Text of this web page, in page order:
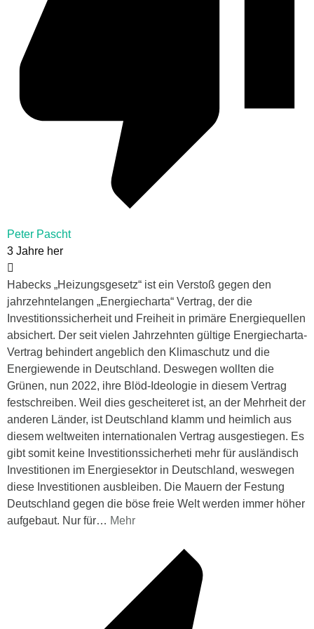
Peter Pascht
3 Jahre her
Habecks „Heizungsgesetz“ ist ein Verstoß gegen den
jahrzehntelangen „Energiecharta“ Vertrag, der die
Investitionssicherheit und Freiheit in primäre Energiequellen
absichert. Der seit vielen Jahrzehnten gültige Energiecharta-
Vertrag behindert angeblich den Klimaschutz und die
Energiewende in Deutschland. Deswegen wollten die
Grünen, nun 2022, ihre Blöd-Ideologie in diesem Vertrag
festschreiben. Weil dies gescheiteret ist, an der Mehrheit der
anderen Länder, ist Deutschland klamm und heimlich aus
diesem weltweiten internationalen Vertrag ausgestiegen. Es
gibt somit keine Investitionssicherheti mehr für ausländisch
Investitionen im Energiesektor in Deutschland, weswegen
diese Investitionen ausbleiben. Die Mauern der Festung
Deutschland gegen die böse freie Welt werden immer höher
aufgebaut. Nur für… Mehr